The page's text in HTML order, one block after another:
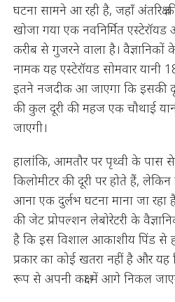
घटना सामने आ रही है, जहाँ अंतरिक्ष
खोजा गया एक नवनिर्मित
करीब से गुजरने वाला है।
नामक यह एस्टेरॉयड सोमवार यानी
इतने नजदीक आ जाएगा कि इसकी
की कुल दूरी की महज एक चौथाई
जाएगी।
हालांकि, आमतौर पर पृथ्वी के पास
किलोमीटर की दूरी पर होते हैं,
आना एक दुर्लभ घटना माना जा रहा
की जेट प्रोपल्शन लेबोरेटरी के
है कि इस विशाल आकाशीय पिंड से
प्रकार का कोई खतरा नहीं है और यह
रूप से अपनी कक्षा में आगे निकल